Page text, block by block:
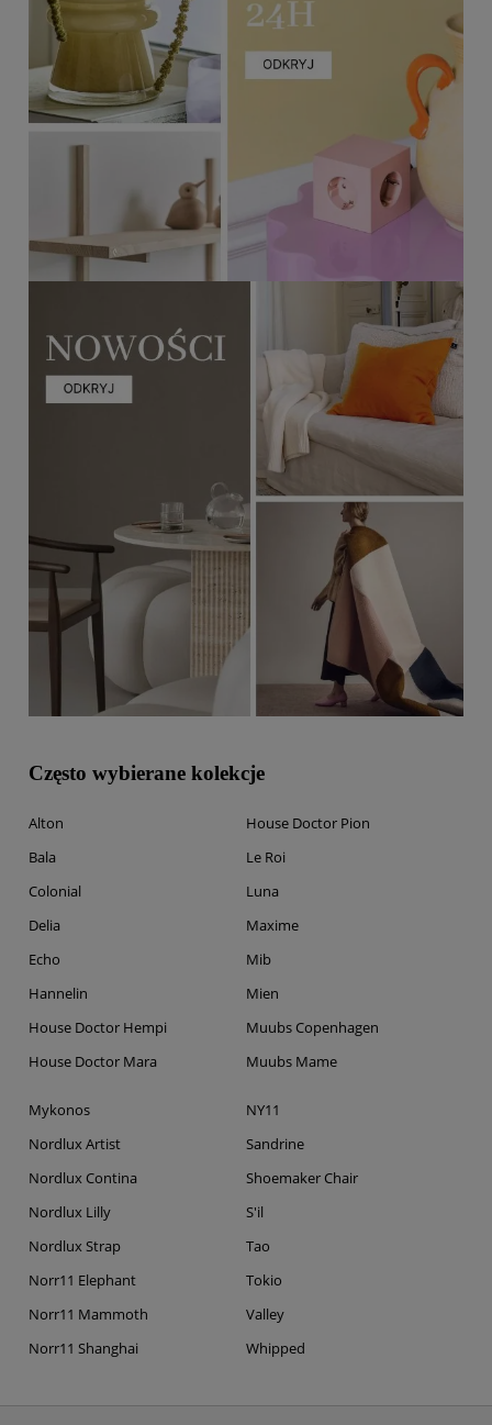
Często wybierane kolekcje
Alton
Bala
Colonial
Delia
Echo
Hannelin
House Doctor Hempi
House Doctor Mara
House Doctor Pion
Le Roi
Luna
Maxime
Mib
Mien
Muubs Copenhagen
Muubs Mame
Mykonos
Nordlux Artist
Nordlux Contina
Nordlux Lilly
Nordlux Strap
Norr11 Elephant
Norr11 Mammoth
Norr11 Shanghai
NY11
Sandrine
Shoemaker Chair
S'il
Tao
Tokio
Valley
Whipped